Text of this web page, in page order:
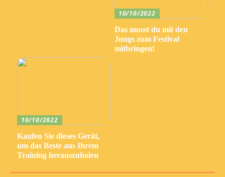
10/10/2022
Das musst du mit den
Jungs zum Festival
mitbringen!
10/10/2022
Kaufen Sie dieses Gerät,
um das Beste aus Ihrem
Training herauszuholen